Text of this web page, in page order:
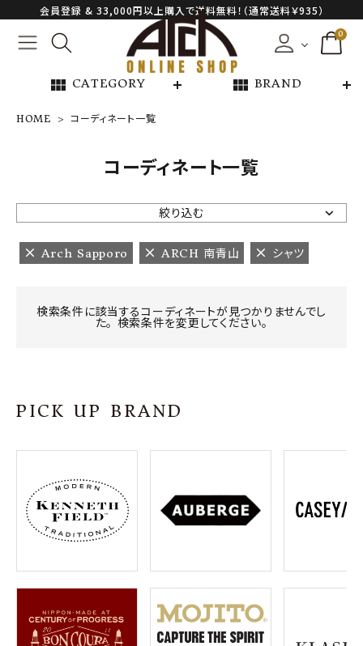
会員登録 & 33,000円以上購入で送料無料！（通常送料￥935）
0
view_module CATEGORY view_module BRAND
NEW ARRIVAL
ARCH EXCLUSIVE
BRAND
INFORMATION
ご利用ガイド
プライバシーポリシー
特定商取引法について
お問い合わせ
OFFICIAL WEB SITE
ACCOUNT MENU
ようこそ ゲスト 様
HOME コーディネート一覧
コーディネート一覧
絞り込む
Arch Sapporo ARCH 南青山 シャツ
検索条件に該当するコーディネートが見つかりませんでし
た。 検索条件を変更してください。
PICK UP BRAND